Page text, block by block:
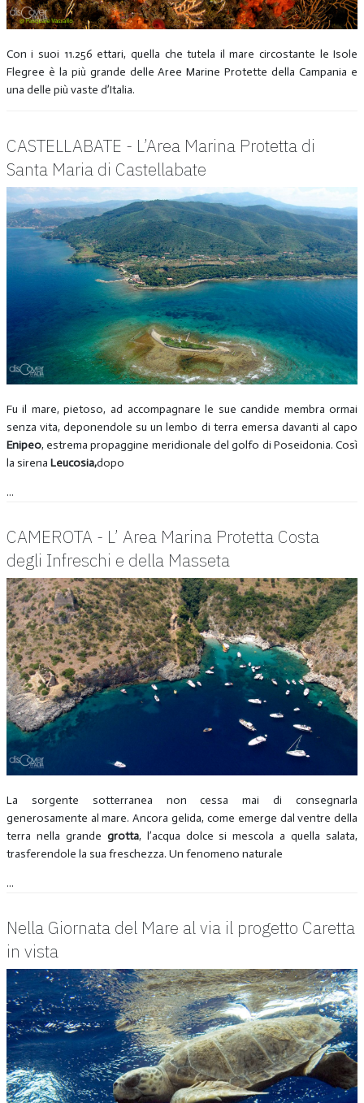
Con i suoi 11.256 ettari, quella che tutela il mare circostante le Isole
Flegree è la più grande delle Aree Marine Protette della Campania e
una delle più vaste d’Italia.
CASTELLABATE - L’Area Marina Protetta di
Santa Maria di Castellabate
Fu il mare, pietoso, ad accompagnare le sue candide membra ormai
senza vita, deponendole su un lembo di terra emersa davanti al capo
Enipeo, estrema propaggine meridionale del golfo di Poseidonia. Così
la sirena Leucosia,dopo
...
CAMEROTA - L’ Area Marina Protetta Costa
degli Infreschi e della Masseta
La sorgente sotterranea non cessa mai di consegnarla
generosamente al mare. Ancora gelida, come emerge dal ventre della
terra nella grande grotta, l’acqua dolce si mescola a quella salata,
trasferendole la sua freschezza. Un fenomeno naturale
...
Nella Giornata del Mare al via il progetto Caretta
in vista